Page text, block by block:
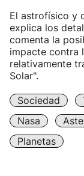
El astrofísico y
explica los
comenta la
impacte contra
relativamente
Solar".
Sociedad
Nasa
Planetas